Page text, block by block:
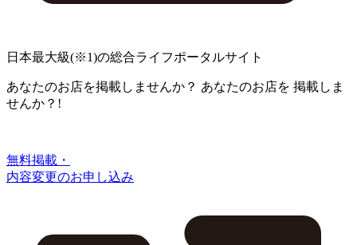
日本最大級(※1)の総合ライフポータルサイト
あなたのお店を掲載しませんか？ あなたのお店を 掲載しま
せんか？!
無料掲載・
内容変更のお申し込み